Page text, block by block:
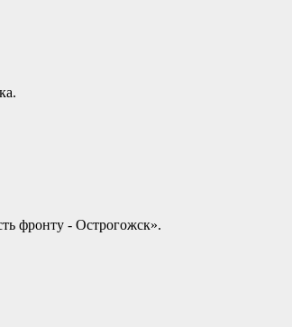
фронту - Острогожск».